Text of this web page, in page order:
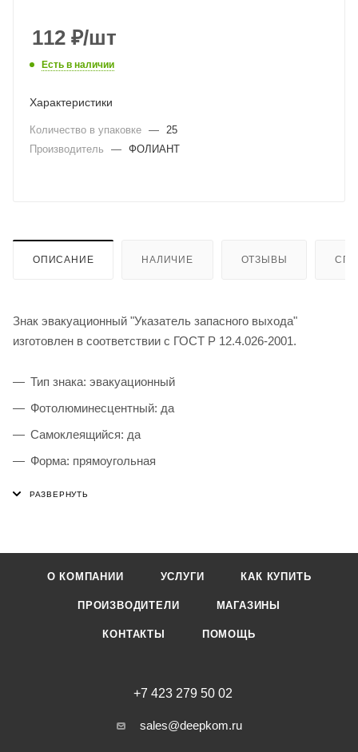
112 ₽/шт
Есть в наличии
Характеристики
Количество в упаковке —
25
Производитель
— ФОЛИАНТ
ОПИСАНИЕ НАЛИЧИЕ ОТЗЫВЫ
Знак эвакуационный "Указатель запасного выхода"
изготовлен в соответствии с ГОСТ Р 12.4.026-2001.
Тип знака: эвакуационный
Фотолюминесцентный: да
Самоклеящийся: да
Форма: прямоугольная
О КОМПАНИИ УСЛУГИ КАК КУПИТЬ
ПРОИЗВОДИТЕЛИ МАГАЗИНЫ
КОНТАКТЫ ПОМОЩЬ
+7 423 279 50 02
sales@deepkom.ru